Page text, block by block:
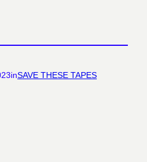
inSAVE THESE TAPES